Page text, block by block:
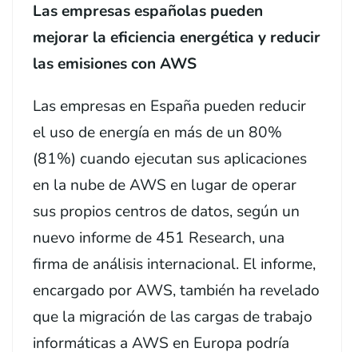
Las empresas españolas pueden
mejorar la eficiencia energética y reducir
las emisiones con AWS
Las empresas en España pueden reducir
el uso de energía en más de un 80%
(81%) cuando ejecutan sus aplicaciones
en la nube de AWS en lugar de operar
sus propios centros de datos, según un
nuevo informe de 451 Research, una
firma de análisis internacional. El informe,
encargado por AWS, también ha revelado
que la migración de las cargas de trabajo
informáticas a AWS en Europa podría